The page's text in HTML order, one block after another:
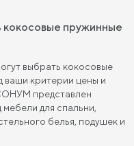
выбрать кокосовые
критерии цены и
представлен
для спальни,
белья, подушек и